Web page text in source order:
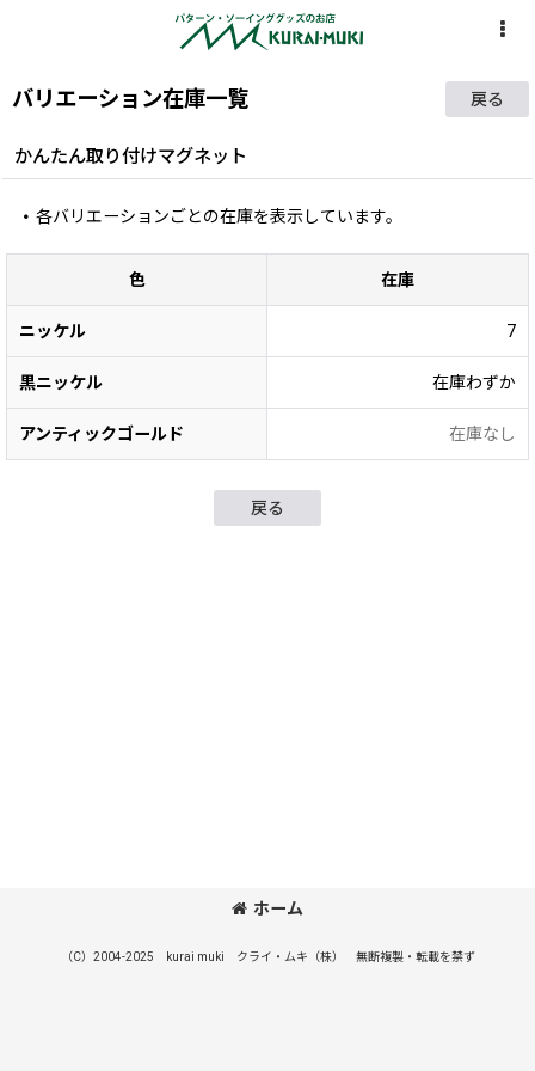
バリエーション在庫一覧 戻る
かんたん取り付けマグネット
各バリエーションごとの在庫を表示しています。
色 在庫
ニッケル 7
黒ニッケル 在庫わずか
アンティックゴールド 在庫なし
戻る
ホーム
（C）2004-2025 kurai muki クライ・ムキ（株） 無断複製・転載を禁ず